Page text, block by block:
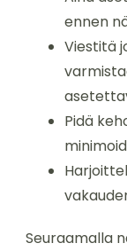
ennen
Viestitä
Pidä
Seuraamalla